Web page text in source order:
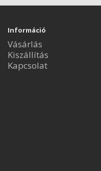
Információ
Vásárlás
Kiszállítás
Kapcsolat